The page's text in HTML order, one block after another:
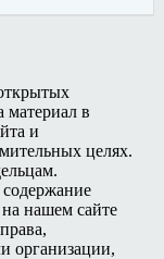
в
и
целях.
содержание
нашем сайте
организации,